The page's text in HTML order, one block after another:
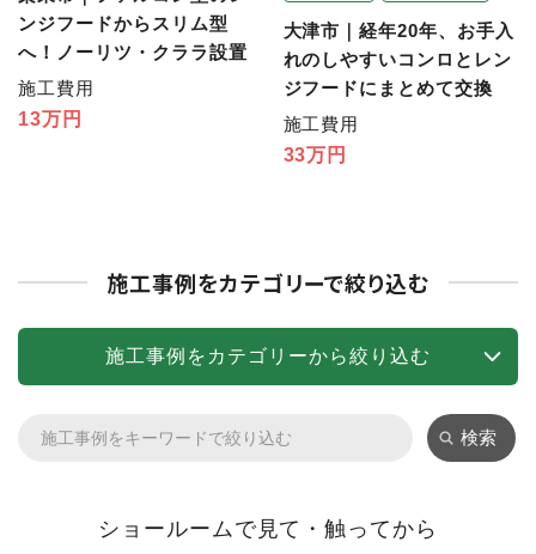
ンジフードからスリム型
へ！ノーリツ・クララ設置
施工費用
13万円
大津市｜経年20年、お手入
れのしやすいコンロとレン
ジフードにまとめて交換
施工費用
33万円
施工事例をカテゴリーで絞り込む
施工事例をカテゴリーから絞り込む
検索
ショールームで見て・触ってから